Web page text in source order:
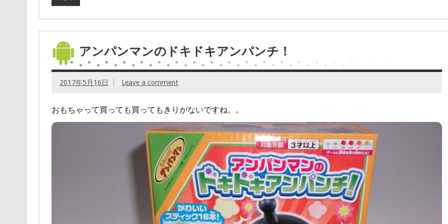
アンパンマンのドキドキアンパンチ！
2017年5月16日 Leave a comment
おもちゃって買っても買ってもきりがないですね。。